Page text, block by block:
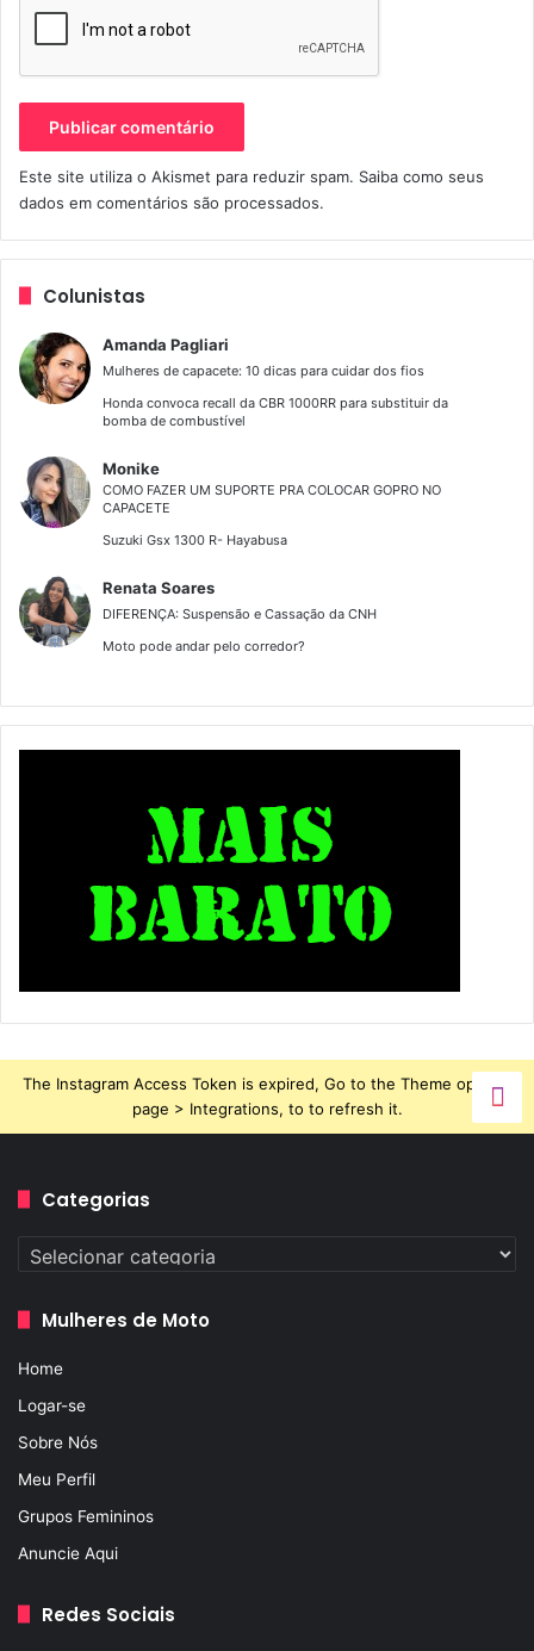
Este site utiliza o Akismet para reduzir spam. Saiba como seus
dados em comentários são processados.
Colunistas
Amanda Pagliari
Mulheres de capacete: 10 dicas para cuidar dos fios
Honda convoca recall da CBR 1000RR para substituir da
bomba de combustível
Monike
COMO FAZER UM SUPORTE PRA COLOCAR GOPRO NO
CAPACETE
Suzuki Gsx 1300 R- Hayabusa
Renata Soares
DIFERENÇA: Suspensão e Cassação da CNH
Moto pode andar pelo corredor?
The Instagram Access Token is expired, Go to the Theme options
page > Integrations, to to refresh it.
Categorias
Categorias
Mulheres de Moto
Home
Logar-se
Sobre Nós
Meu Perfil
Grupos Femininos
Anuncie Aqui
Redes Sociais